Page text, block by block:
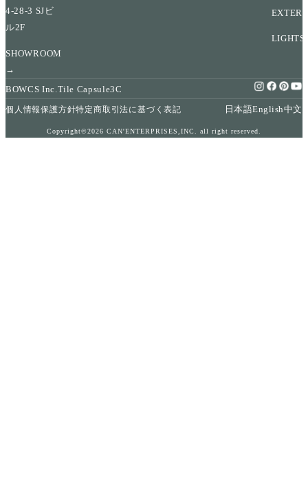
4-28-3 SJビ
ル2F
SHOWROOM
→
LIGHTS
BOWCS Inc. Tile Capsule3C
個人情報保護方針特定商取引法に基づく表記 日本語English中文
Copyright©2026 CAN'ENTERPRISES,INC. all right reserved.